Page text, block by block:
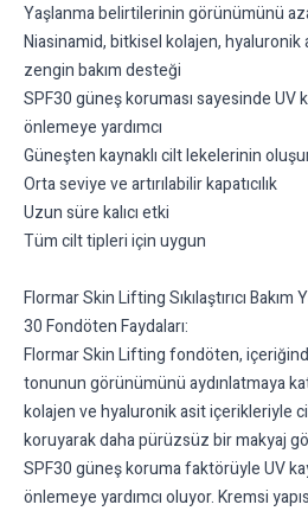
Yaşlanma belirtilerinin görünümünü
Niasinamid, bitkisel kolajen,
zengin bakım desteği
SPF30 güneş koruması sayesinde UV
önlemeye yardımcı
Güneşten kaynaklı cilt lekelerinin
Orta seviye ve artırılabilir kapatıcılık
Uzun süre kalıcı etki
Tüm cilt tipleri için uygun
Flormar Skin Lifting Sıkılaştırıcı
30 Fondöten Faydaları:
Flormar Skin Lifting fondöten,
tonunun görünümünü aydınlatmaya
kolajen ve hyaluronik asit içerikleriyle
koruyarak daha pürüzsüz bir makyaj
SPF30 güneş koruma faktörüyle UV
önlemeye yardımcı oluyor. Kremsi